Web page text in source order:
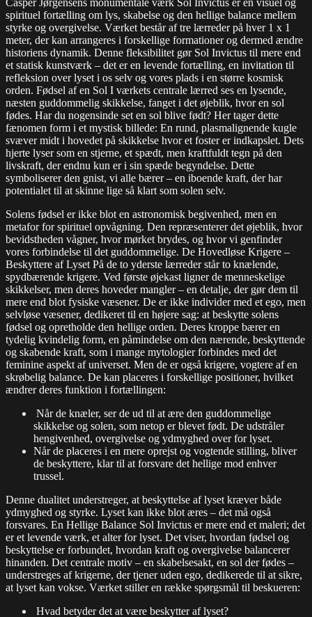
Casper Jørgensens monumentale værk Sol Invictus er en visuel og
spirituel fortælling om lys, skabelse og den hellige balance mellem
styrke og overgivelse. Værket består af tre lærreder på hver 1 x 1
meter, der kan arrangeres i forskellige formationer og dermed ændre
historiens dynamik. Denne fleksibilitet gør Sol Invictus til mere end
et statisk kunstværk – det er en levende fortælling, en invitation til
refleksion over lyset i os selv og vores plads i en større kosmisk
orden. Fødsel af en Sol I værkets centrale lærred ses en lysende,
næsten guddommelig skikkelse, fanget i det øjeblik, hvor en sol
fødes. Har du nogensinde set en sol blive født? Her tager dette
fænomen form i et mystisk billede: En rund, plasmalignende kugle
svæver midt i hovedet på skikkelse hvor et foster er indkapslet. Dets
hjerte lyser som en stjerne, et spædt, men kraftfuldt tegn på den
livskraft, der endnu kun er i sin spæde begyndelse. Dette
symboliserer den gnist, vi alle bærer – en iboende kraft, der har
potentialet til at skinne lige så klart som solen selv.
Solens fødsel er ikke blot en astronomisk begivenhed, men en
metafor for spirituel opvågning. Den repræsenterer det øjeblik, hvor
bevidstheden vågner, hvor mørket brydes, og hvor vi genfinder
vores forbindelse til det guddommelige. De Hovedløse Krigere –
Beskyttere af Lyset På de to yderste lærreder står to knælende,
spydbærende krigere. Ved første øjekast ligner de menneskelige
skikkelser, men deres hoveder mangler – en detalje, der gør dem til
mere end blot fysiske væsener. De er ikke individer med et ego, men
selvløse væsener, dedikeret til en højere sag: at beskytte solens
fødsel og opretholde den hellige orden. Deres kroppe bærer en
tydelig kvindelig form, en påmindelse om den nærende, beskyttende
og skabende kraft, som i mange mytologier forbindes med det
feminine aspekt af universet. Men de er også krigere, vogtere af en
skrøbelig balance. De kan placeres i forskellige positioner, hvilket
ændrer deres funktion i fortællingen:
Når de knæler, ser de ud til at ære den guddommelige
skikkelse og solen, som netop er blevet født. De udstråler
hengivenhed, overgivelse og ydmyghed over for lyset.
Når de placeres i en mere oprejst og vogtende stilling, bliver
de beskyttere, klar til at forsvare det hellige mod enhver
trussel.
Denne dualitet understreger, at beskyttelse af lyset kræver både
ydmyghed og styrke. Lyset kan ikke blot æres – det må også
forsvares. En Hellige Balance Sol Invictus er mere end et maleri; det
er et levende værk, et alter for lyset. Det viser, hvordan fødsel og
beskyttelse er forbundet, hvordan kraft og overgivelse balancerer
hinanden. Det centrale motiv – en skabelsesakt, en sol der fødes –
understreges af krigerne, der tjener uden ego, dedikerede til at sikre,
at lyset kan vokse. Værket stiller en række spørgsmål til beskueren:
Hvad betyder det at være beskytter af lyset?